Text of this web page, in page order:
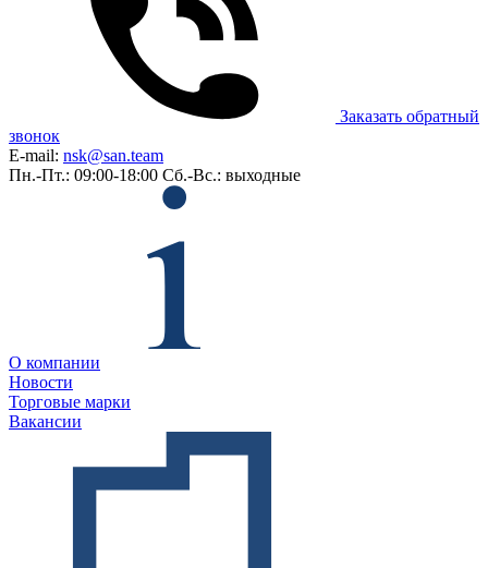
Заказать обратный
звонок
E-mail: nsk@san.team
Пн.-Пт.: 09:00-18:00 Сб.-Вс.: выходные
О компании
Новости
Торговые марки
Вакансии